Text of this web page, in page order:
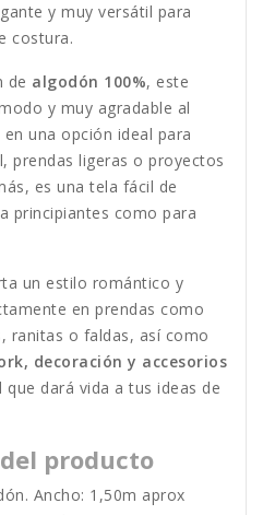
y muy versátil para
costura.
de algodón 100%, este
y muy agradable al
una opción ideal para
prendas ligeras o proyectos
es una tela fácil de
principiantes como para
un estilo romántico y
en prendas como
ranitas o faldas, así como
decoración y accesorios
que dará vida a tus ideas de
producto
Ancho: 1,50m aprox